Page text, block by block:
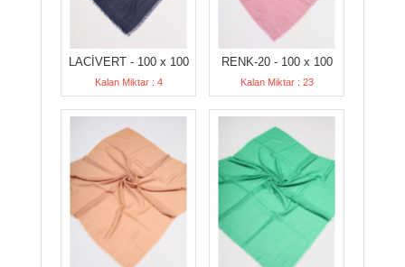
LACİVERT - 100 x 100
Kalan Miktar : 4
RENK-20 - 100 x 100
Kalan Miktar : 23